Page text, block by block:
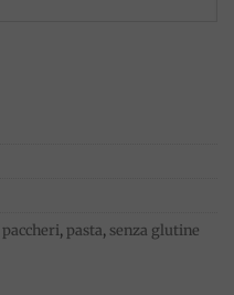
paccheri,pasta, senza glutine